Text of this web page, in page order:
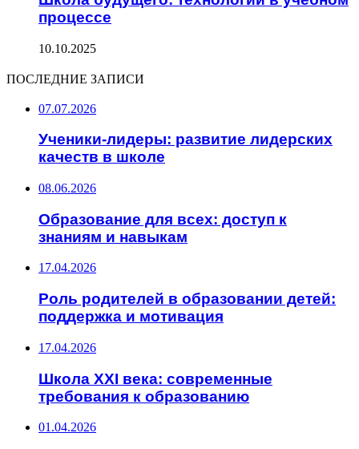
процессе
10.10.2025
ПОСЛЕДНИЕ ЗАПИСИ
07.07.2026
Ученики-лидеры: развитие лидерских
качеств в школе
08.06.2026
Образование для всех: доступ к
знаниям и навыкам
17.04.2026
Роль родителей в образовании детей:
поддержка и мотивация
17.04.2026
Школа XXI века: современные
требования к образованию
01.04.2026